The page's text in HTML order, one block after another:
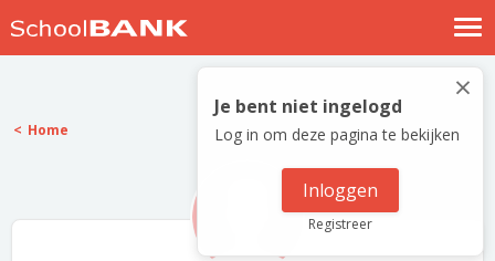
Nostalgische verhalen
Log in
Meld je gratis aan
×
Je bent niet ingelogd
Log in om deze pagina te bekijken
Inloggen
Registreer
Home